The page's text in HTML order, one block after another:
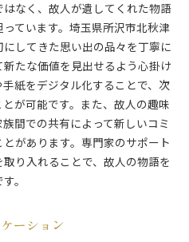
なく、故人が遺してくれた物語
ています。埼玉県所沢市北秋津
してきた思い出の品々を丁寧に
たな価値を見出せるよう心掛け
紙をデジタル化することで、次
が可能です。また、故人の趣味
間での共有によって新しいコミ
があります。専門家のサポート
り入れることで、故人の物語を
。
ーション